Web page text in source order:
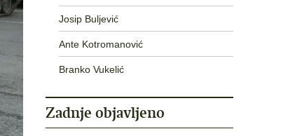
Josip Buljević
Ante Kotromanović
Branko Vukelić
Zadnje objavljeno